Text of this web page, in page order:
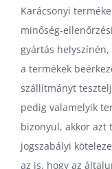
Karácsonyi
minőség-
gyártás
a termékek
szállítmányt
pedig valamelyik
bizonyul, akkor azt
jogszabályi
az is, hogy az